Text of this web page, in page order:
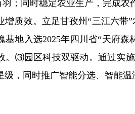
；同时稳定农业生产，完成
质效。 立足甘孜州“三江六带
基地入选2025年四川省“天府
⑶园区科技双驱动。 通过实
级，同时推广智能分选、智能